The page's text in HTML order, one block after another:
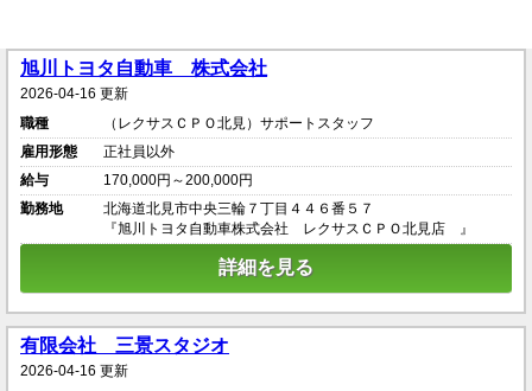
旭川トヨタ自動車 株式会社
2026-04-16 更新
職種
（レクサスＣＰＯ北見）サポートスタッフ
雇用形態
正社員以外
給与
170,000円～200,000円
勤務地
北海道北見市中央三輪７丁目４４６番５７
『旭川トヨタ自動車株式会社 レクサスＣＰＯ北見店 』
詳細を見る
有限会社 三景スタジオ
2026-04-16 更新